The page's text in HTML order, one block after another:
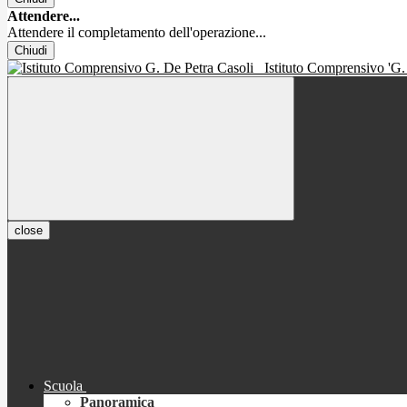
Attendere...
Attendere il completamento dell'operazione...
Chiudi
Istituto Comprensivo
close
Scuola
Panoramica